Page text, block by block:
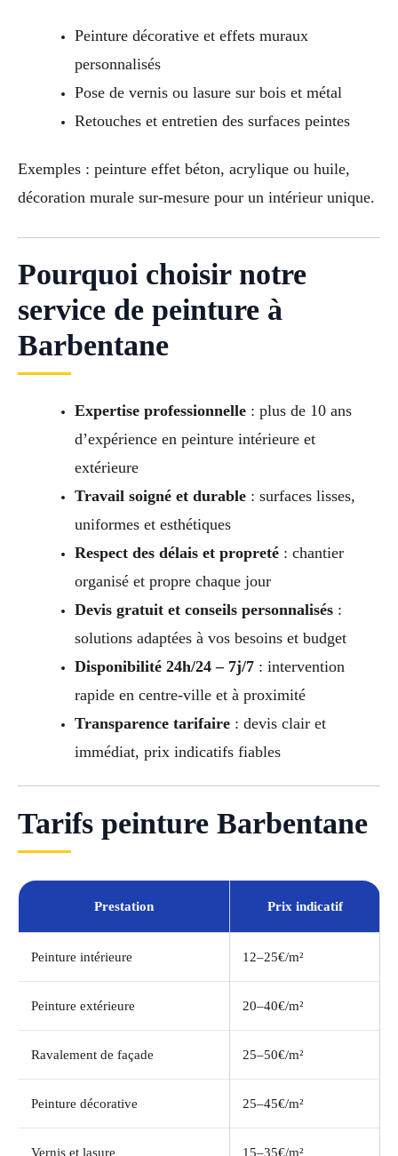
Peinture décorative et effets muraux
personnalisés
Pose de vernis ou lasure sur bois et métal
Retouches et entretien des surfaces peintes
Exemples : peinture effet béton, acrylique ou huile,
décoration murale sur-mesure pour un intérieur unique.
Pourquoi choisir notre
service de peinture à
Barbentane
Expertise professionnelle: plus de 10 ans
d’expérience en peinture intérieure et
extérieure
Travail soigné et durable: surfaces lisses,
uniformes et esthétiques
Respect des délais et propreté: chantier
organisé et propre chaque jour
Devis gratuit et conseils personnalisés:
solutions adaptées à vos besoins et budget
Disponibilité 24h/24 – 7j/7: intervention
rapide en centre-ville et à proximité
Transparence tarifaire: devis clair et
immédiat, prix indicatifs fiables
Tarifs peinture Barbentane
Prestation Prix indicatif
Peinture intérieure 12–25€/m²
Peinture extérieure 20–40€/m²
Ravalement de façade 25–50€/m²
Peinture décorative 25–45€/m²
Vernis et lasure 15–35€/m²